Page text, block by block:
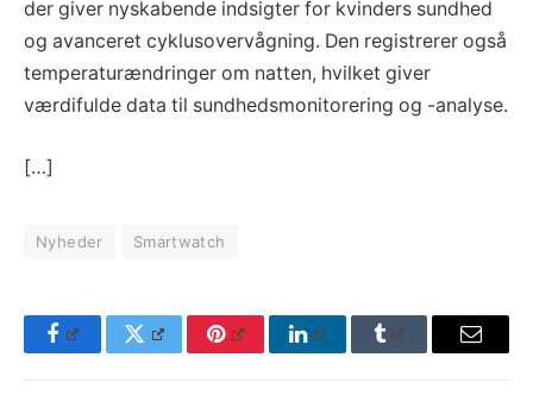
der giver nyskabende indsigter for kvinders sundhed
og avanceret cyklusovervågning. Den registrerer også
temperaturændringer om natten, hvilket giver
værdifulde data til sundhedsmonitorering og -analyse.
[…]
Nyheder Smartwatch
FacebookTwitter Pinterest LinkedInTumblr Email